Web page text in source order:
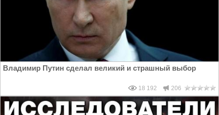
Владимир Путин сделал великий и страшный выбор
18 192 206